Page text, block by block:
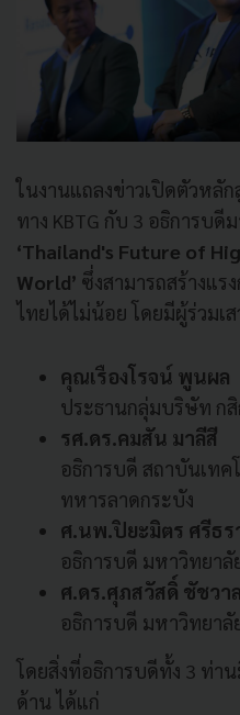
ในงานแถลงข่าวเปิดตัวหลัก
ทาง KBTG กับ 3 อธิการบ
‘Thailand's Future of
World’ ซึ่งสามารถสร้างแร
ไทยได้ไม่น้อย โดยมีผู้ร่วมเ
คุณเรืองโรจน์ พูนผล
ประธานกลุ่มบริษัท ก
รศ.ดร.คมสัน มาลีสี
อธิการบดี สถาบันเทค
ทหารลาดกระบัง
ศ.นพ.ปิยะมิตร ศรีธร
อธิการบดี มหาวิทยา
ศ.ดร.ศุภสวัสดิ์ ชัชวา
อธิการบดี มหาวิทยาลั
โดยสิ่งที่อธิการบดีทั้ง 3 ท่า
ด้าน ได้แก่